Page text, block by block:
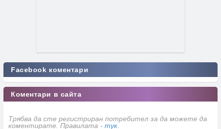
Facebook коментари
Коментари в сайта
Трябва да сте регистриран потребител за да можете да
коментирате. Правилата - тук